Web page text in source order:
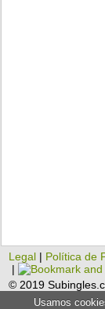
Legal | Política de
|
© 2019
Usamos